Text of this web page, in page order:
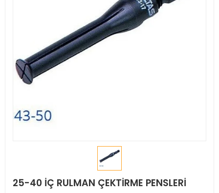
25-40 İÇ RULMAN ÇEKTİRME PENSLERİ